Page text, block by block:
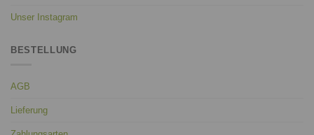
Unser Instagram
BESTELLUNG
AGB
Lieferung